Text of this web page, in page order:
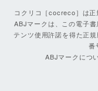
コクリコ［cocreco］は正
ABJマークは、この電子
テンツ使用許諾を得た正
番
ABJマークにつ